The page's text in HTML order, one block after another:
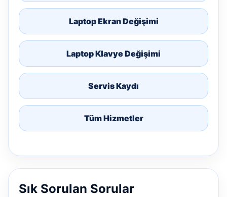
Laptop Ekran Değişimi
Laptop Klavye Değişimi
Servis Kaydı
Tüm Hizmetler
Sık Sorulan Sorular